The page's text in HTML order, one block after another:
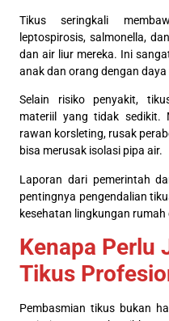
Tikus seringkali
leptospirosis, salmonella,
dan air liur mereka. Ini
anak dan orang dengan
Selain risiko penyakit,
materiil yang tidak sedikit.
rawan korsleting, rusak
bisa merusak isolasi pipa air.
Laporan dari pemerintah
pentingnya pengendalian
kesehatan lingkungan
Kenapa Perlu
Tikus
Pembasmian tikus bukan